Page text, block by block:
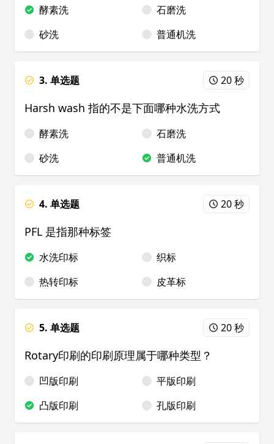
酵素洗
石磨洗
砂洗
普通机洗
3. 单选题 20 秒
Harsh wash 指的不是下面哪种水洗方式
酵素洗
石磨洗
砂洗
普通机洗
4. 单选题 20 秒
PFL 是指那种标签
水洗印标
织标
热转印标
皮革标
5. 单选题 20 秒
Rotary印刷的印刷原理属于哪种类型？
凹版印刷
平版印刷
凸版印刷
孔版印刷